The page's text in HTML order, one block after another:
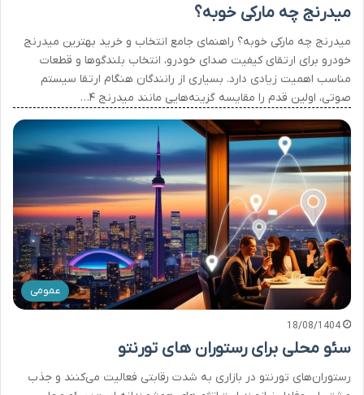
میدرنج چه مارکی خوبه؟
میدرنج چه مارکی خوبه؟ راهنمای جامع انتخاب و خرید بهترین میدرنج
خودرو برای ارتقای کیفیت صدای خودرو، انتخاب بلندگوها و قطعات
مناسب اهمیت زیادی دارد. بسیاری از رانندگان هنگام ارتقا سیستم
صوتی، اولین قدم را مقایسه گزینه‌هایی مانند میدرنج ۴…
عمومی
18/08/1404
سئو محلی برای رستوران های تورنتو
رستوران‌های تورنتو در بازاری به شدت رقابتی فعالیت می‌کنند و جذب